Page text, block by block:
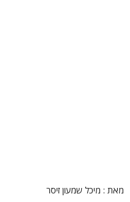
: מיכל שמעון זיסר